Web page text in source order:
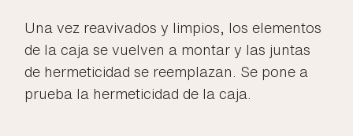
Una vez reavivados y limpios, los elementos
de la caja se vuelven a montar y las juntas
de hermeticidad se reemplazan. Se pone a
prueba la hermeticidad de la caja.